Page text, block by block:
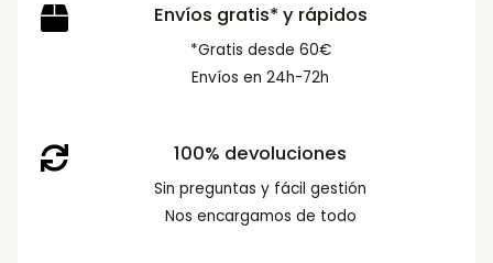
Envíos gratis* y rápidos
*Gratis desde 60€
Envíos en 24h-72h
100% devoluciones
Sin preguntas y fácil gestión
Nos encargamos de todo